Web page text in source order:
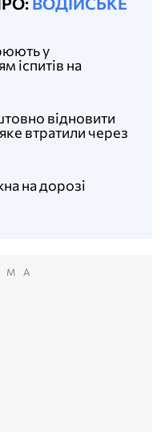
на дорозі
відновити
втратили через
у
іспитів на